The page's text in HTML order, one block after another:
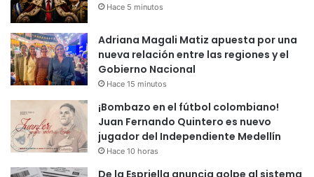
Hace 5 minutos
Adriana Magali Matiz apuesta por una
nueva relación entre las regiones y el
Gobierno Nacional
Hace 15 minutos
¡Bombazo en el fútbol colombiano!
Juan Fernando Quintero es nuevo
jugador del Independiente Medellín
Hace 10 horas
De la Espriella anuncia golpe al sistema